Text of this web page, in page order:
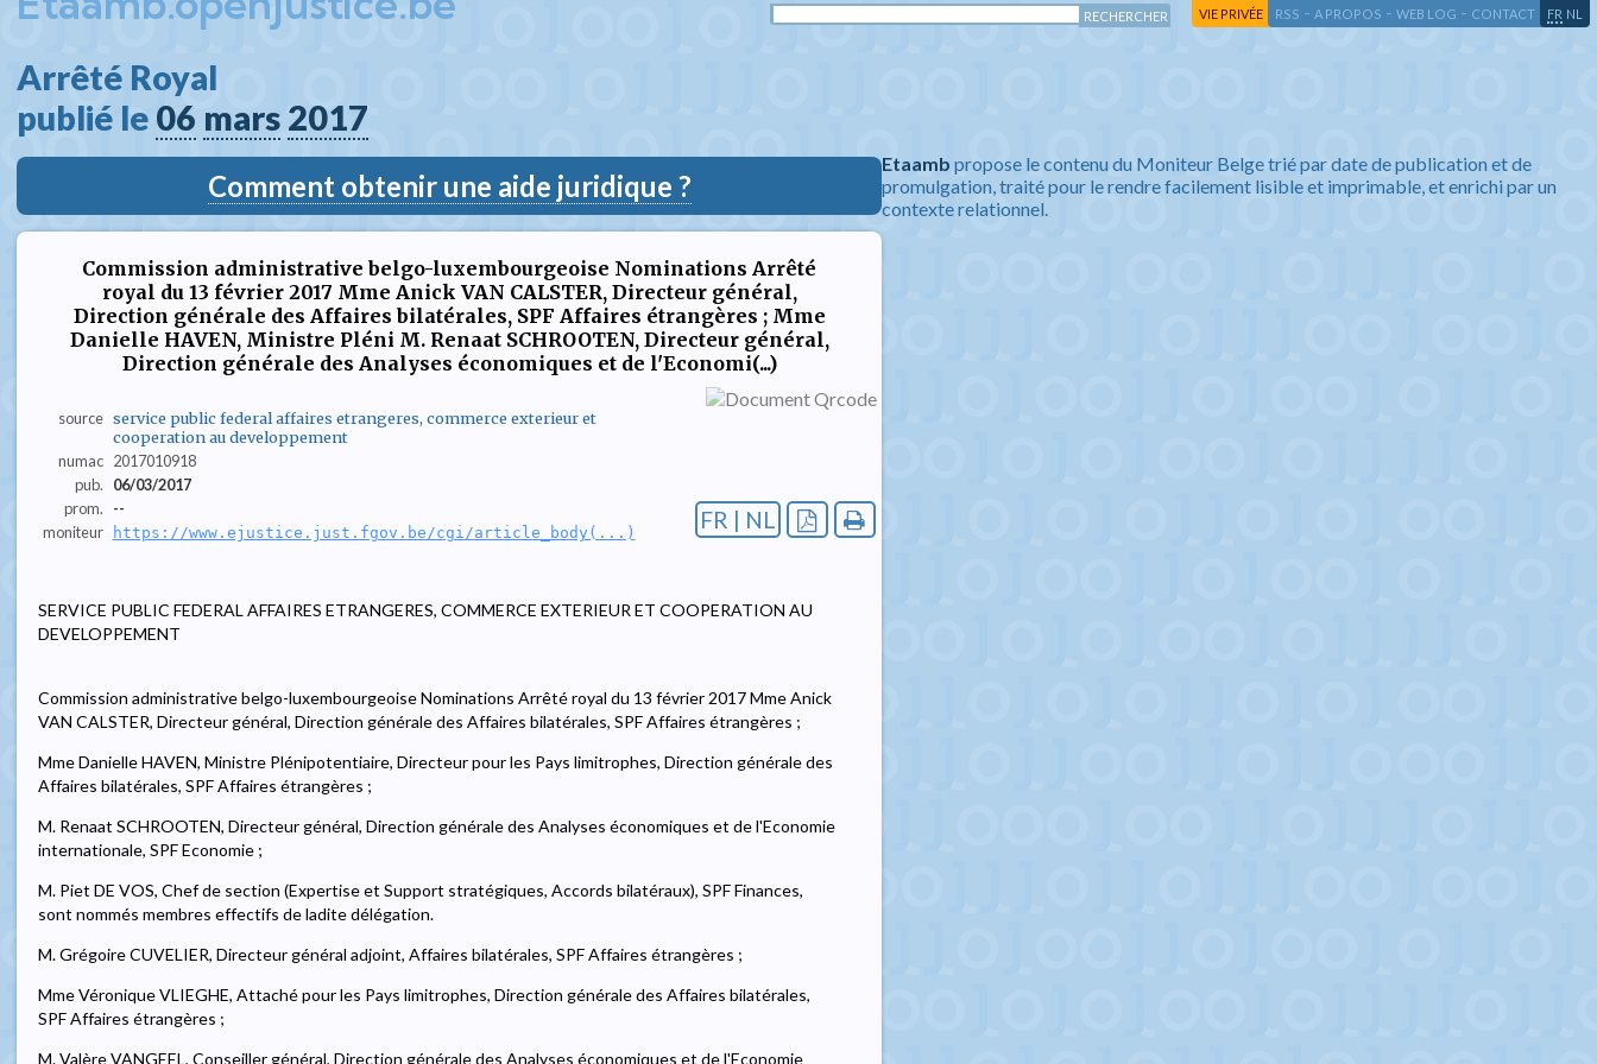
VIE PRIVÉE RSS - A PROPOS - WEB LOG - CONTACT FR NL
Arrêté Royal
publié le 06 mars 2017
Comment obtenir une aide juridique ?
Commission administrative belgo-luxembourgeoise Nominations Arrêté
royal du 13 février 2017 Mme Anick VAN CALSTER, Directeur général,
Direction générale des Affaires bilatérales, SPF Affaires étrangères ; Mme
Danielle HAVEN, Ministre Pléni M. Renaat SCHROOTEN, Directeur général,
Direction générale des Analyses économiques et de l'Economi(...)
source service public federal affaires etrangeres, commerce exterieur et
cooperation au developpement
numac 2017010918
pub.
06/03/2017
prom.
--
moniteur
https://www.ejustice.just.fgov.be/cgi/article_body(...) FR | NL
SERVICE PUBLIC FEDERAL AFFAIRES ETRANGERES, COMMERCE EXTERIEUR ET COOPERATION AU
DEVELOPPEMENT
Commission administrative belgo-luxembourgeoise Nominations Arrêté royal du 13 février 2017 Mme Anick
VAN CALSTER, Directeur général, Direction générale des Affaires bilatérales, SPF Affaires étrangères ;
Mme Danielle HAVEN, Ministre Plénipotentiaire, Directeur pour les Pays limitrophes, Direction générale des
Affaires bilatérales, SPF Affaires étrangères ;
M. Renaat SCHROOTEN, Directeur général, Direction générale des Analyses économiques et de l'Economie
internationale, SPF Economie ;
M. Piet DE VOS, Chef de section (Expertise et Support stratégiques, Accords bilatéraux), SPF Finances,
sont nommés membres effectifs de ladite délégation.
M. Grégoire CUVELIER, Directeur général adjoint, Affaires bilatérales, SPF Affaires étrangères ;
Mme Véronique VLIEGHE, Attaché pour les Pays limitrophes, Direction générale des Affaires bilatérales,
SPF Affaires étrangères ;
M. Valère VANGEEL, Conseiller général, Direction générale des Analyses économiques et de l'Economie
Etaamb propose le contenu du Moniteur Belge trié par date de publication et de
promulgation, traité pour le rendre facilement lisible et imprimable, et enrichi par un
contexte relationnel.